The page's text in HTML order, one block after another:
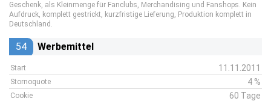
Geschenk, als Kleinmenge für Fanclubs, Merchandising und Fanshops. Kein
Aufdruck, komplett gestrickt, kurzfristige Lieferung, Produktion komplett in
Deutschland.
54 Werbemittel
Start 11.11.2011
Stornoquote 4 %
Cookie 60 Tage